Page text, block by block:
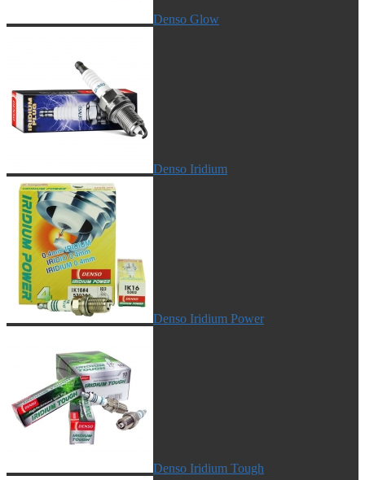
Denso Glow
Denso Iridium
Denso Iridium Power
Denso Iridium Tough